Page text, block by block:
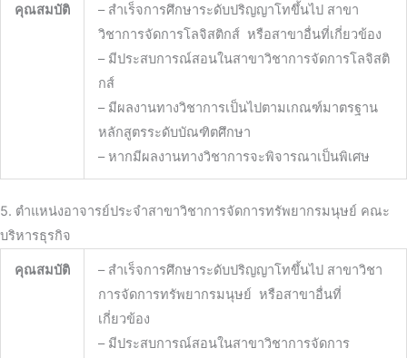
คุณสมบัติ – สำเร็จการศึกษาระดับปริญญาโทขึ้นไป สาขา
วิชาการจัดการโลจิสติกส์ หรือสาขาอื่นที่เกี่ยวข้อง
– มีประสบการณ์สอนในสาขาวิชาการจัดการโลจิสติ
กส์
– มีผลงานทางวิชาการเป็นไปตามเกณฑ์มาตรฐาน
หลักสูตรระดับบัณฑิตศึกษา
– หากมีผลงานทางวิชาการจะพิจารณาเป็นพิเศษ
5. ตำแหน่งอาจารย์ประจำสาขาวิชาการจัดการทรัพยากรมนุษย์ คณะ
บริหารธุรกิจ
คุณสมบัติ – สำเร็จการศึกษาระดับปริญญาโทขึ้นไป สาขาวิชา
การจัดการทรัพยากรมนุษย์ หรือสาขาอื่นที่
เกี่ยวข้อง
– มีประสบการณ์สอนในสาขาวิชาการจัดการ